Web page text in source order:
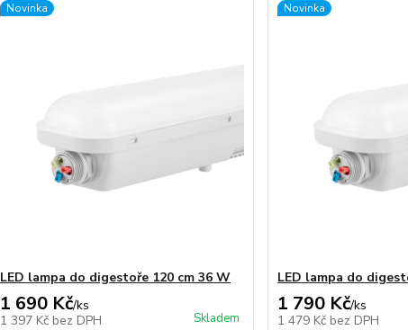
Novinka
LED lampa do digestoře 120 cm 36 W
1 690 Kč/ks
1 397 Kč bez DPH Skladem
Novinka
LED lampa do
1 790 Kč/ks
1 479 Kč bez DPH